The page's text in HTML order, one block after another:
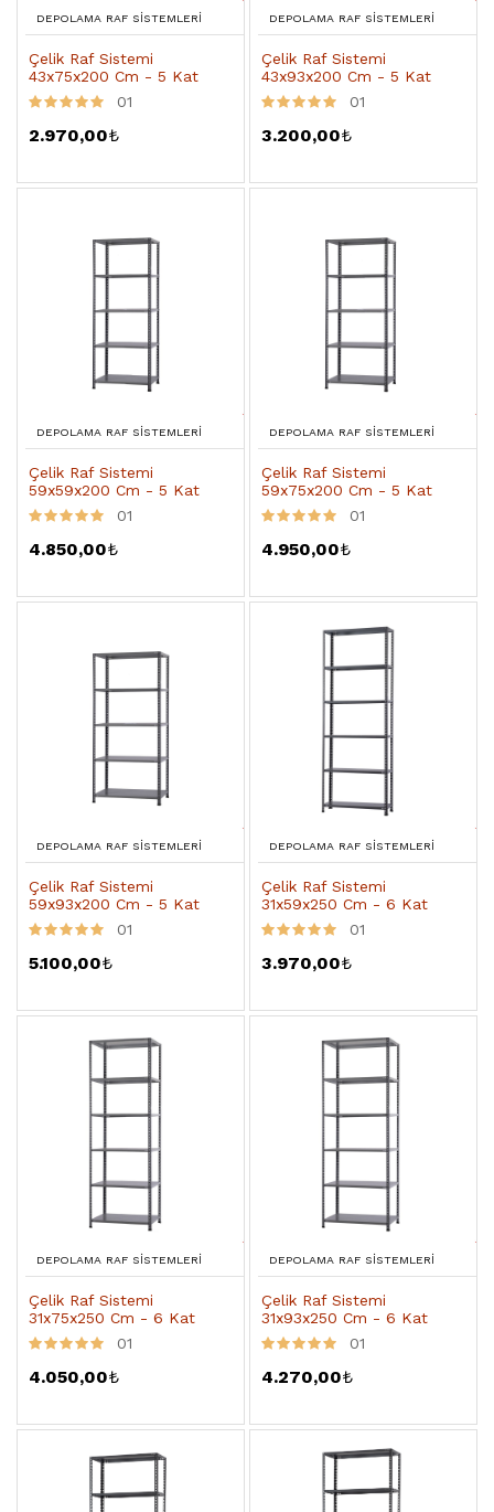
DEPOLAMA RAF SISTEMLERI
Çelik Raf Sistemi
43x75x200 Cm - 5 Kat
01
2.970,00₺
DEPOLAMA RAF SISTEMLERI
Çelik Raf Sistemi
43x93x200 Cm - 5 Kat
01
3.200,00₺
DEPOLAMA RAF SISTEMLERI
Çelik Raf Sistemi
59x59x200 Cm - 5 Kat
01
4.850,00₺
DEPOLAMA RAF SISTEMLERI
Çelik Raf Sistemi
59x75x200 Cm - 5 Kat
01
4.950,00₺
DEPOLAMA RAF SISTEMLERI
Çelik Raf Sistemi
59x93x200 Cm - 5 Kat
01
5.100,00₺
DEPOLAMA RAF SISTEMLERI
Çelik Raf Sistemi
31x59x250 Cm - 6 Kat
01
3.970,00₺
DEPOLAMA RAF SISTEMLERI
Çelik Raf Sistemi
31x75x250 Cm - 6 Kat
01
4.050,00₺
DEPOLAMA RAF SISTEMLERI
Çelik Raf Sistemi
31x93x250 Cm - 6 Kat
01
4.270,00₺